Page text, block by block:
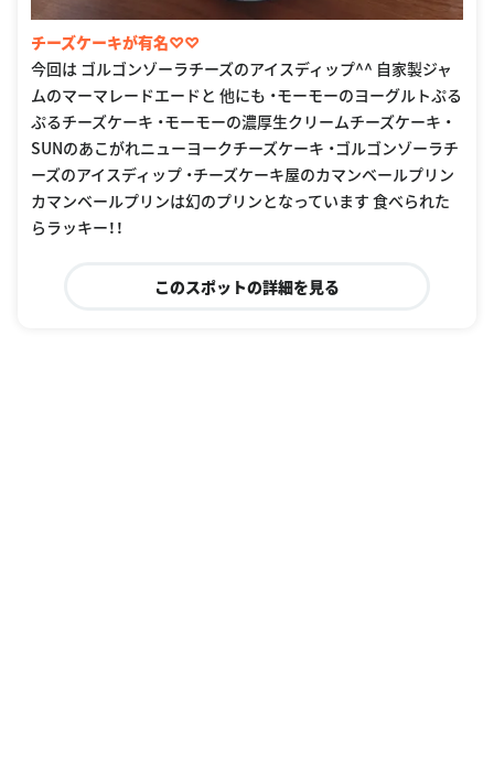
チーズケーキが有名♡♡
今回は ゴルゴンゾーラチーズのアイスディップ^^ 自家製ジャ
ムのマーマレードエードと 他にも ・モーモーのヨーグルトぷる
ぷるチーズケーキ ・モーモーの濃厚生クリームチーズケーキ ・
SUNのあこがれニューヨークチーズケーキ ・ゴルゴンゾーラチ
ーズのアイスディップ ・チーズケーキ屋のカマンベールプリン
カマンベールプリンは幻のプリンとなっています 食べられた
らラッキー！！
このスポットの詳細を見る